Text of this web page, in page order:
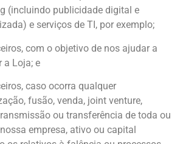
(incluindo publicidade digital e
e serviços de TI, por exemplo;
com o objetivo de nos ajudar a
a Loja; e
caso ocorra qualquer
fusão, venda, joint venture,
ou transferência de toda ou
empresa, ativo ou capital